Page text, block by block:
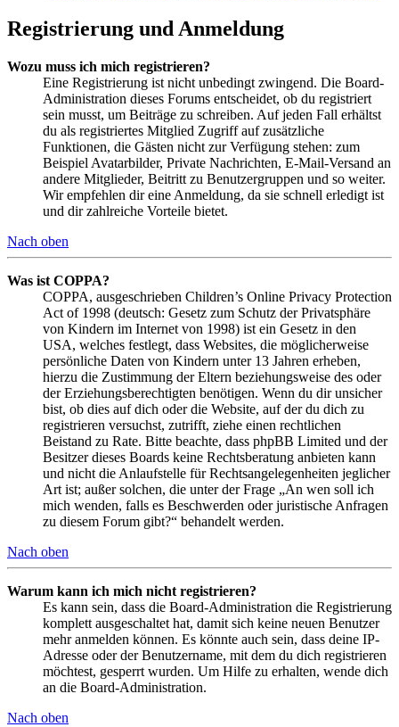
Registrierung und Anmeldung
Wozu muss ich mich registrieren?
Eine Registrierung ist nicht unbedingt zwingend. Die Board-
Administration dieses Forums entscheidet, ob du registriert
sein musst, um Beiträge zu schreiben. Auf jeden Fall erhältst
du als registriertes Mitglied Zugriff auf zusätzliche
Funktionen, die Gästen nicht zur Verfügung stehen: zum
Beispiel Avatarbilder, Private Nachrichten, E-Mail-Versand an
andere Mitglieder, Beitritt zu Benutzergruppen und so weiter.
Wir empfehlen dir eine Anmeldung, da sie schnell erledigt ist
und dir zahlreiche Vorteile bietet.
Nach oben
Was ist COPPA?
COPPA, ausgeschrieben Children’s Online Privacy Protection
Act of 1998 (deutsch: Gesetz zum Schutz der Privatsphäre
von Kindern im Internet von 1998) ist ein Gesetz in den
USA, welches festlegt, dass Websites, die möglicherweise
persönliche Daten von Kindern unter 13 Jahren erheben,
hierzu die Zustimmung der Eltern beziehungsweise des oder
der Erziehungsberechtigten benötigen. Wenn du dir unsicher
bist, ob dies auf dich oder die Website, auf der du dich zu
registrieren versuchst, zutrifft, ziehe einen rechtlichen
Beistand zu Rate. Bitte beachte, dass phpBB Limited und der
Besitzer dieses Boards keine Rechtsberatung anbieten kann
und nicht die Anlaufstelle für Rechtsangelegenheiten jeglicher
Art ist; außer solchen, die unter der Frage „An wen soll ich
mich wenden, falls es Beschwerden oder juristische Anfragen
zu diesem Forum gibt?“ behandelt werden.
Nach oben
Warum kann ich mich nicht registrieren?
Es kann sein, dass die Board-Administration die Registrierung
komplett ausgeschaltet hat, damit sich keine neuen Benutzer
mehr anmelden können. Es könnte auch sein, dass deine IP-
Adresse oder der Benutzername, mit dem du dich registrieren
möchtest, gesperrt wurden. Um Hilfe zu erhalten, wende dich
an die Board-Administration.
Nach oben